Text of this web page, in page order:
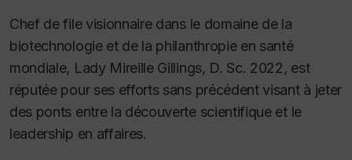
Chef de file visionnaire dans le domaine de la
biotechnologie et de la philanthropie en santé
mondiale, Lady Mireille Gillings, D. Sc. 2022, est
réputée pour ses efforts sans précédent visant à jeter
des ponts entre la découverte scientifique et le
leadership en affaires.